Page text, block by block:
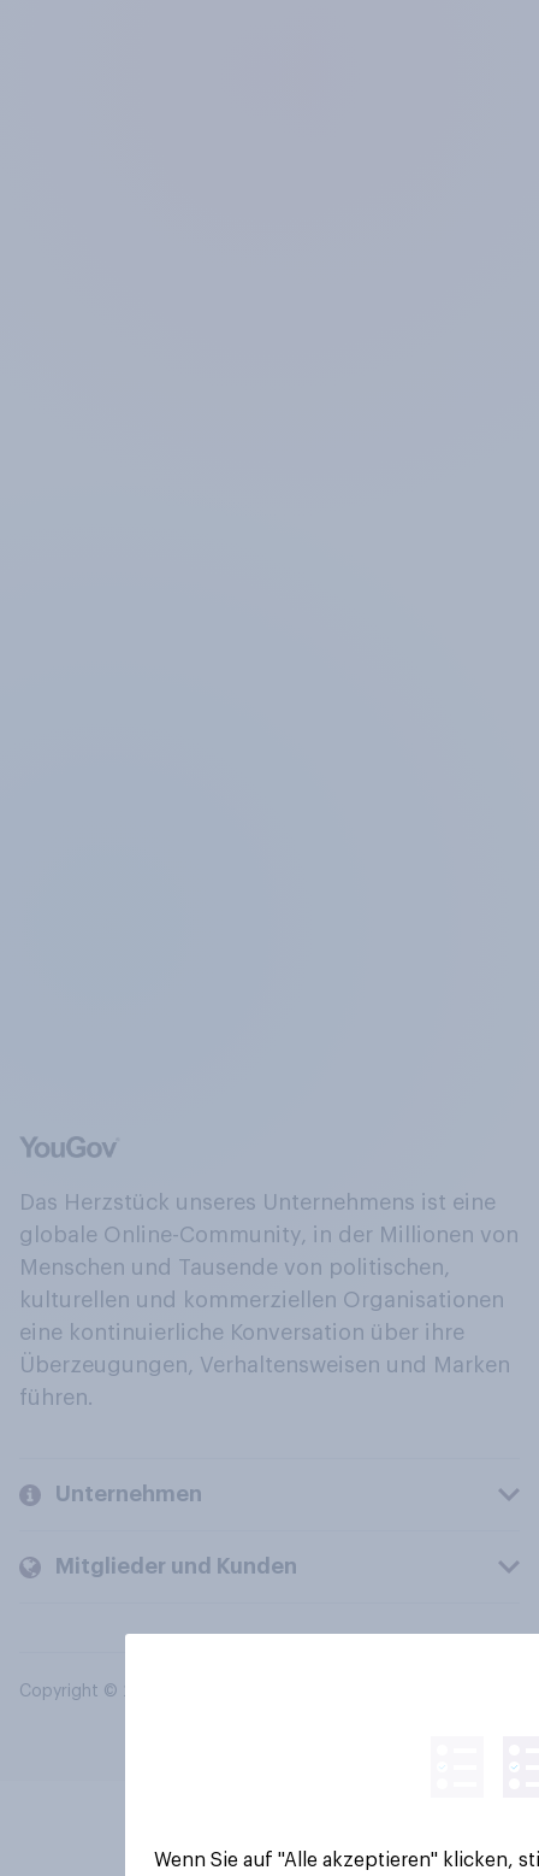
Das Herzstück unseres Unternehmens ist eine
globale Online-Community, in der Millionen von
Menschen und Tausende von politischen,
kulturellen und kommerziellen Organisationen
eine kontinuierliche Konversation über ihre
Überzeugungen, Verhaltensweisen und Marken
führen.
Unternehmen
Mitglieder und Kunden
Copyright © 2026 YouGov PLC. Alle Rechte vorbehalten.
Wenn Sie auf "Alle akzeptieren" klicken,